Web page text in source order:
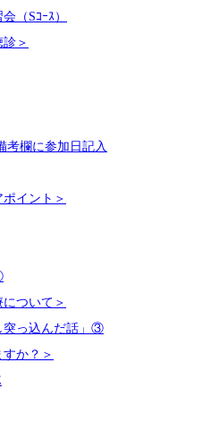
（Sｺｰｽ）
＞
欄に参加日記入
イント＞
ついて＞
っ込んだ話」③
か？＞